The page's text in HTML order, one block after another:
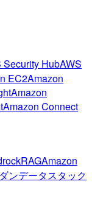
Security HubAWS
EC2Amazon
Amazon
Amazon Connect
RAGAmazon
ンデータスタック